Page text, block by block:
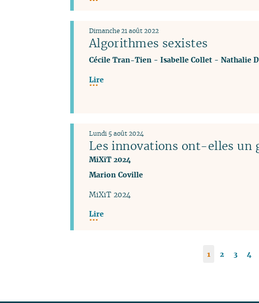
Algorithmes sexistes
Dimanche 21 août 2022
Cécile Tran-Tien- Isabelle Collet- Nathalie
Lire
Les innovations ont-elles un
MiXiT 2024
Lundi 5 août 2024
Marion Coville
MiXiT 2024
Lire
1 2 3 4